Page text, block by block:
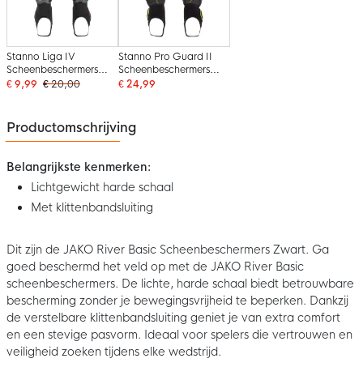
Stanno Liga IV
Scheenbeschermers
Zwart
€ 9,99 € 20,00
Stanno Pro Guard II
Scheenbeschermers
Zwart Geel
€ 24,99
Productomschrijving
Belangrijkste kenmerken:
Lichtgewicht harde schaal
Met klittenbandsluiting
Dit zijn de JAKO River Basic Scheenbeschermers Zwart. Ga
goed beschermd het veld op met de JAKO River Basic
scheenbeschermers. De lichte, harde schaal biedt betrouwbare
bescherming zonder je bewegingsvrijheid te beperken. Dankzij
de verstelbare klittenbandsluiting geniet je van extra comfort
en een stevige pasvorm. Ideaal voor spelers die vertrouwen en
veiligheid zoeken tijdens elke wedstrijd.